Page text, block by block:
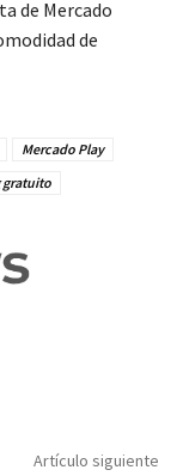
de Mercado
de
Mercado Play
gratuito
Artículo siguiente